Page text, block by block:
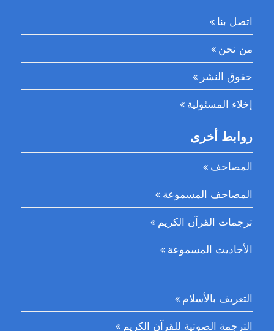
اتصل بنا
من نحن
حقوق النشر
إخلاء المسئولية
روابط أخرى
المصاحف
المصاحف المسموعة
ترجمات القرآن الكريم
الأحاديث المسموعة
التعريف بالأسلام
الترجمة الصوتية للقرآن الكريم